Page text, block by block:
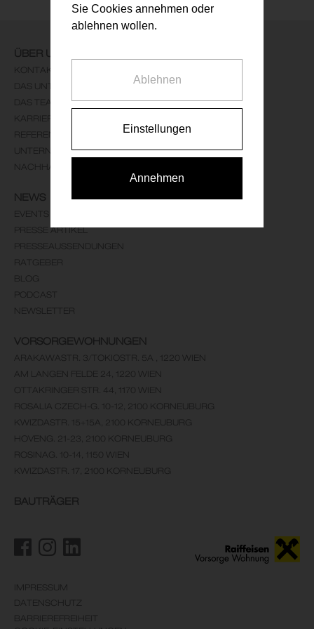
ÜBER UNS
KONTAKT
DAS UNTERNEHMEN
DAS TEAM
KARRIERE
REFERENZEN
UNTERNEHMENSLEITBILD
NACHHALTIGKEIT
NEWS
EVENTS
PRESSE ARTIKEL
PRESSEAUSSENDUNGEN
RATGEBER
BLOG
PODCAST
NEWSLETTER
VORSORGEWOHNUNGEN
ARAKAWASTR. 3/TOKIOSTR. 5A , 1220 WIEN
AM LANGEN FELDE 24, 1220 WIEN
OTTAKRINGER STR. 44, 1170 WIEN
ROSALIA CZECH-G. 10-12, 2100 KORNEUBURG
KWIZDASTR. 15+15A, 2100 KORNEUBURG
HOVENG. 21-23, 2100 KORNEUBURG
ROSINAG. 10-14, 1150 WIEN
KWIZDASTR. 17, 2100 KORNEUBURG
BAUTRÄGER
IMPRESSUM
DATENSCHUTZ
BARRIEREFREIHEIT
Sie Cookies annehmen oder
ablehnen wollen.
Ablehnen
Einstellungen
Annehmen